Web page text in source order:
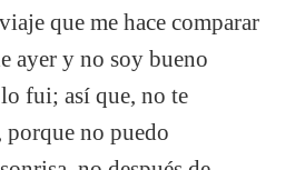
que me hace comparar
ayer y no soy bueno
fui; así que, no te
no puedo